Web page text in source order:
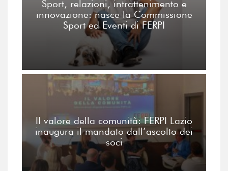
Sport, relazioni, intrattenimento e
innovazione: nasce la Commissione
Sport ed Eventi di FERPI
Il valore della comunità: FERPI Lazio
inaugura il mandato dall’ascolto dei
soci